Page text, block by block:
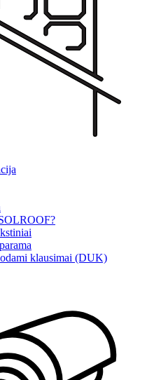
klausimai (DUK)